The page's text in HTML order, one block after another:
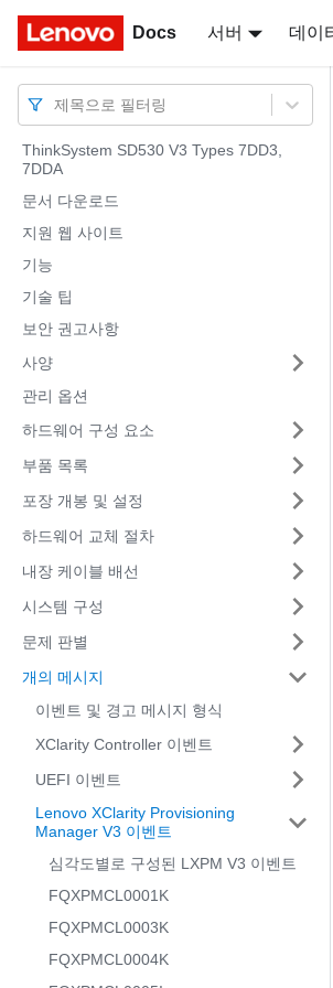
Docs 서버 데이
Docs
제목으로 필터링
ThinkSystem SD530 V3 Types 7DD3,
7DDA
문서 다운로드
지원 웹 사이트
기능
기술 팁
보안 권고사항
사양
관리 옵션
하드웨어 구성 요소
부품 목록
포장 개봉 및 설정
하드웨어 교체 절차
내장 케이블 배선
시스템 구성
문제 판별
개의 메시지
이벤트 및 경고 메시지 형식
XClarity Controller 이벤트
UEFI 이벤트
Lenovo XClarity Provisioning
Manager V3 이벤트
심각도별로 구성된 LXPM V3 이벤트
FQXPMCL0001K
FQXPMCL0003K
FQXPMCL0004K